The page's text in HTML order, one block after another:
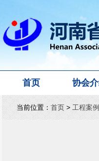
首页 协会
当前位置：首页>工程案例